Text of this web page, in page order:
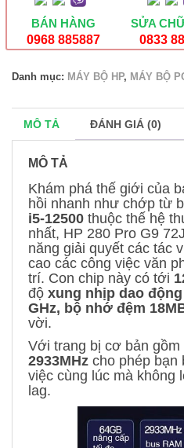
G9
72J49PA
Tower
(Core
12500,
RAM,
256Gb
USB
&
Mouse,
Windows
11
Home)
số
lượng
BÁN HÀNG
0968 885887
SỬA
0833
Danh mục: MÁY BỘ HP, MÁY BỘ
MÔ TẢ ĐÁNH GIÁ (0)
MÔ TẢ
Khám phá thế giới của
hồi nhanh như chớp từ
i5-12500 thuộc thế hệ
nhất, HP 280 Pro G9
năng giải quyết các tác
cao các công việc văn
trí. Con chip này có tới
độ xung nhịp dao
GHz, bộ nhớ đệm
vời.
Với trang bị cơ bản gồm
2933MHz cho phép bạn
việc cùng lúc mà không
lag.